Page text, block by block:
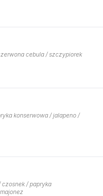
cebula / szczypiorek
konserwowa / jalapeno /
czosnek / papryka